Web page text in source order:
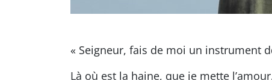
« Seigneur, fais de moi un instrument
Là où est la haine, que je mette